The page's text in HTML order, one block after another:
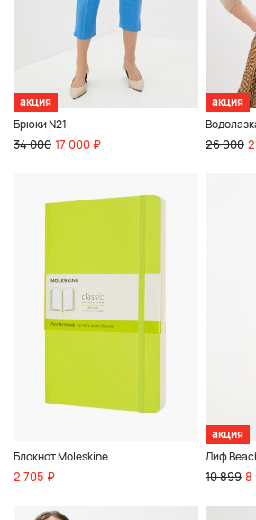
акция
Брюки N21
34 000 17 000 ₽
акция
26 900
Блокнот Moleskine
2 705 ₽
акция
Лиф
10 899 8